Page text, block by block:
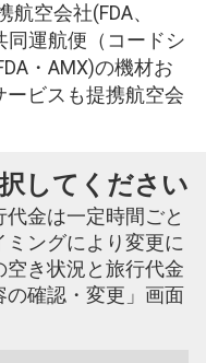
空会社(FDA、
同運航便（コードシ
・AMX)の機材お
ービスも提携航空会
してください
金は一定時間ごと
ングにより変更に
き状況と旅行代金
の確認・変更」画面